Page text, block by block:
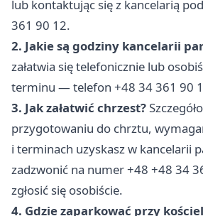
lub kontaktując się z kancelarią
361 90 12.
2. Jakie są godziny kancelarii
załatwia się telefonicznie lub
terminu — telefon +48 34 361 90
3. Jak załatwić chrzest?
przygotowaniu do chrztu,
i terminach uzyskasz w kancelarii
zadzwonić na numer +48 +48 34
zgłosić się osobiście.
4. Gdzie zaparkować przy